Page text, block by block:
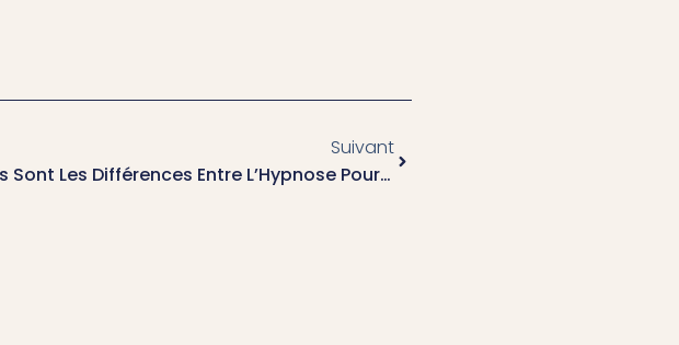
Suivant
Quelles Sont Les Différences Entre L’Hypnose Pour S’Endormir À Bron Et D’Autres Méthodes Pour Améliorer Le Sommeil ?